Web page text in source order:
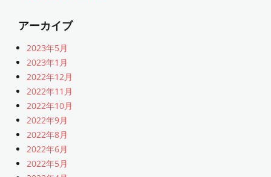
アーカイブ
2023年5月
2023年1月
2022年12月
2022年11月
2022年10月
2022年9月
2022年8月
2022年6月
2022年5月